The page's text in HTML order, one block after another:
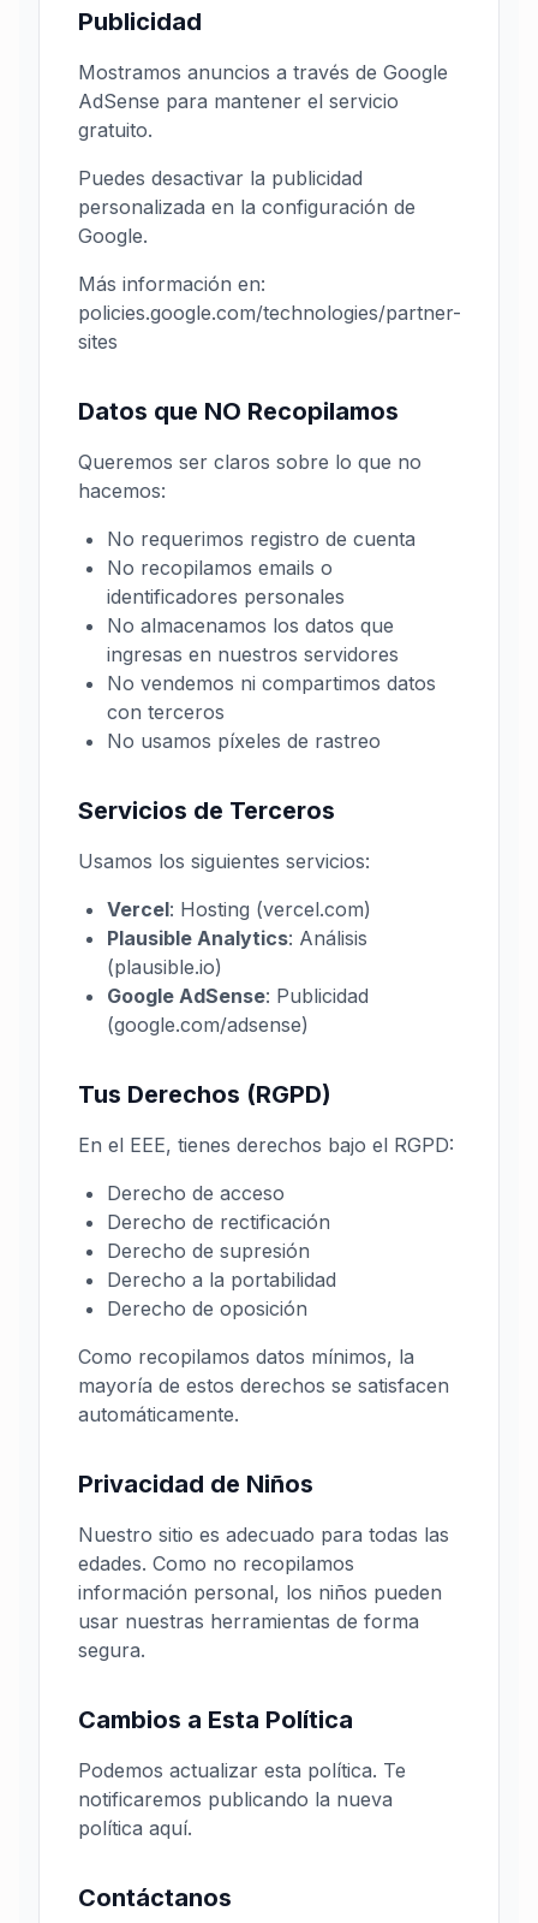
Publicidad
Mostramos anuncios a través de Google
AdSense para mantener el servicio
gratuito.
Puedes desactivar la publicidad
personalizada en la configuración de
Google.
Más información en:
policies.google.com/technologies/partner-
sites
Datos que NO Recopilamos
Queremos ser claros sobre lo que no
hacemos:
No requerimos registro de cuenta
No recopilamos emails o
identificadores personales
No almacenamos los datos que
ingresas en nuestros servidores
No vendemos ni compartimos datos
con terceros
No usamos píxeles de rastreo
Servicios de Terceros
Usamos los siguientes servicios:
Vercel: Hosting (vercel.com)
Plausible Analytics: Análisis
(plausible.io)
Google AdSense: Publicidad
(google.com/adsense)
Tus Derechos (RGPD)
En el EEE, tienes derechos bajo el RGPD:
Derecho de acceso
Derecho de rectificación
Derecho de supresión
Derecho a la portabilidad
Derecho de oposición
Como recopilamos datos mínimos, la
mayoría de estos derechos se satisfacen
automáticamente.
Privacidad de Niños
Nuestro sitio es adecuado para todas las
edades. Como no recopilamos
información personal, los niños pueden
usar nuestras herramientas de forma
segura.
Cambios a Esta Política
Podemos actualizar esta política. Te
notificaremos publicando la nueva
política aquí.
Contáctanos